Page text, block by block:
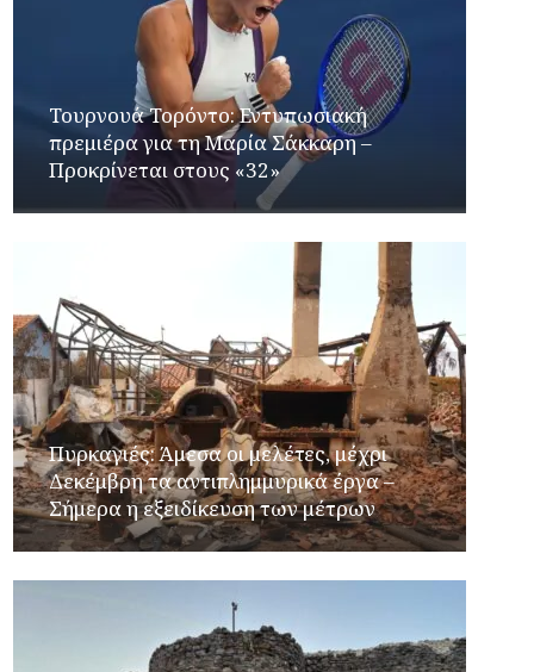
Τουρνουά Τορόντο: Εντυπωσιακή
πρεμιέρα για τη Μαρία Σάκκαρη –
Προκρίνεται στους «32»
Πυρκαγιές: Άμεσα οι μελέτες, μέχρι
Δεκέμβρη τα αντιπλημμυρικά έργα –
Σήμερα η εξειδίκευση των μέτρων